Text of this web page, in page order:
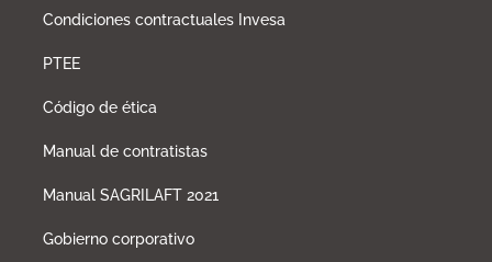
Condiciones contractuales Invesa
PTEE
Código de ética
Manual de contratistas
Manual SAGRILAFT 2021
Gobierno corporativo